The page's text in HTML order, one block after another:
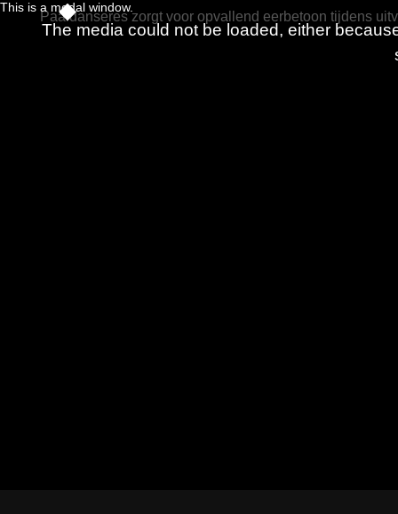
This is a modal window.
The media could not be loaded, either
Paaldanseres zorgt voor opvallend eerbetoon tijdens